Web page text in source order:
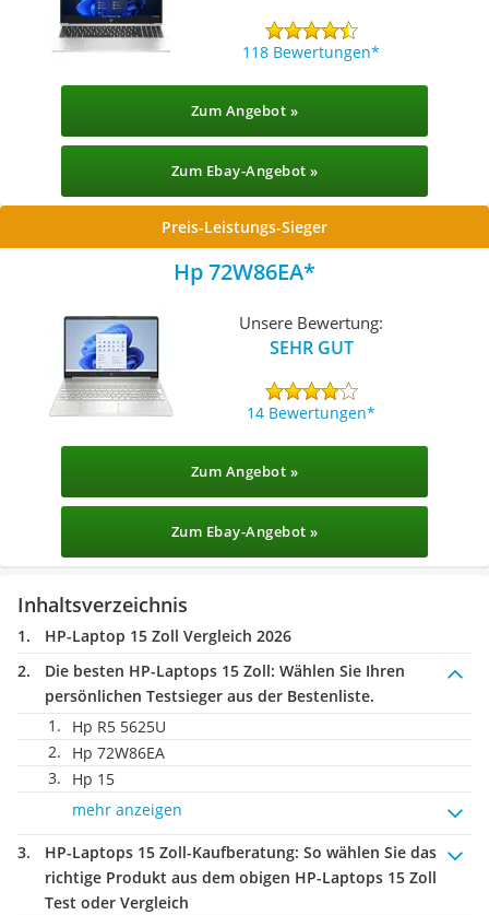
118 Bewertungen
Zum Angebot »
Zum Ebay-Angebot »
Preis-Leistungs-Sieger
Hp ‎‎72W86EA
Unsere Bewertung:
SEHR GUT
14 Bewertungen
Zum Angebot »
Zum Ebay-Angebot »
Inhaltsverzeichnis
HP-Laptop 15 Zoll Vergleich 2026
Die besten HP-Laptops 15 Zoll: Wählen Sie Ihren
persönlichen Testsieger aus der Bestenliste.
Hp R5 5625U
Hp ‎‎72W86EA
Hp 15
mehr anzeigen
HP-Laptops 15 Zoll-Kaufberatung: So wählen Sie das
richtige Produkt aus dem obigen HP-Laptops 15 Zoll
Test oder Vergleich